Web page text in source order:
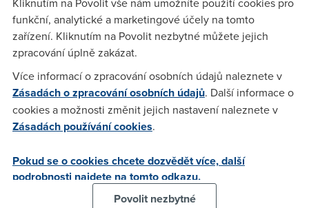
Nejsem v Praze a pod 30 jsem se dostal naposled .. v roce
2001. Neni IT jako IT. Pokud to berete jako klasicky IT - obcas
nekde vymenit machaniku, preinstalovat system a jiny
prkotiny, tak nemuzete ocekavat velky plat. Pokud se jedna
o programovani (na slusne urovni, ne nejaky bastleni web
stranek) nebo spravu siti.. pak je plat vyssi.
O(21.10.2009 19:20:00)
jsem nad 30tis v 1.rocniku VS a nejsem zadny guru... ale v
praze, uznavam.. tady se pod 30k podle me moc neda vyzit..
funkční, analytické a marketingové účely na tomto
zařízení. Kliknutím na Povolit nezbytné můžete jejich
zpracování úplně zakázat.
Více informací o zpracování osobních údajů naleznete v
Zásadách o zpracování osobních údajů. Další informace o
cookies a možnosti změnit jejich nastavení naleznete v
Zásadách používání cookies.
Pokud se o cookies chcete dozvědět více, další
podrobnosti najdete na tomto odkazu.
Povolit nezbytné